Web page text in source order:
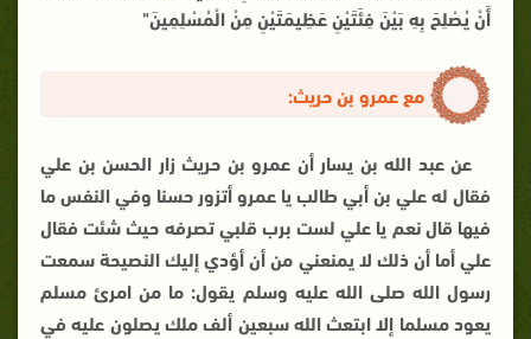
أَنْ يُصْلِحَ بِهِ بَيْنَ فِئَتَيْنِ عَظِيمَتَيْنِ مِنْ الْمُسْلِمِينَ"
مع عمرو بن حريث:
عن عبد الله بن يسار أن عمرو بن حريث زار الحسن بن علي
فقال له علي بن أبي طالب يا عمرو أتزور حسنا وفي النفس ما
فيها قال نعم يا علي لست برب قلبي تصرفه حيث شئت فقال
علي أما أن ذلك لا يمنعني من أن أؤدي إليك النصيحة سمعت
رسول الله صلى الله عليه وسلم يقول: ما من امرئ مسلم
يعود مسلما إلا ابتعث الله سبعين ألف ملك يصلون عليه في